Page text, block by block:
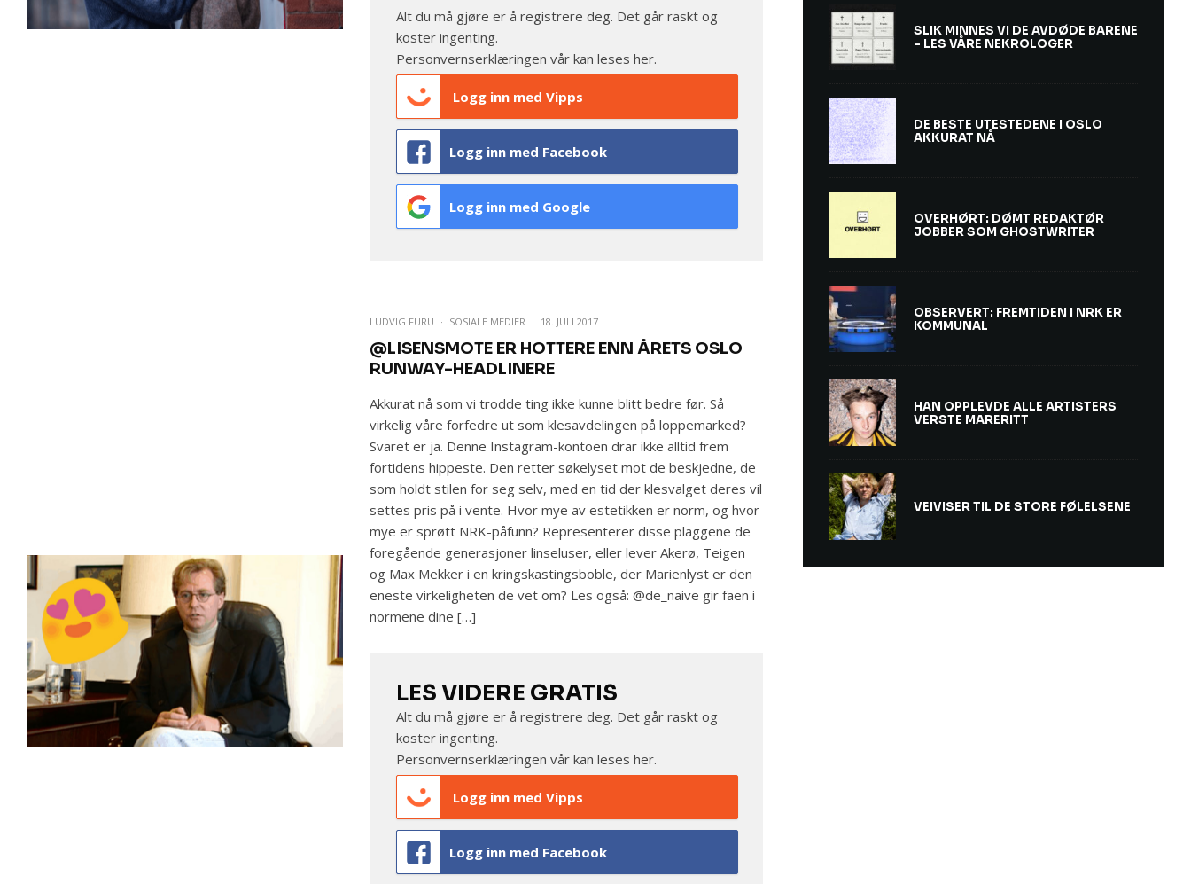
Alt du må gjøre er å registrere deg. Det går raskt og
koster ingenting.
Personvernserklæringen vår kan lesesher.
Logg inn med Vipps
Logg inn med Facebook
Logg inn med Google
LUDVIG FURU · SOSIALE MEDIER · 18. JULI 2017
@LISENSMOTE ER HOTTERE ENN ÅRETS OSLO
RUNWAY-HEADLINERE
Akkurat nå som vi trodde ting ikke kunne blitt bedre før. Så
virkelig våre forfedre ut som klesavdelingen på loppemarked?
Svaret er ja. Denne Instagram-kontoen drar ikke alltid frem
fortidens hippeste. Den retter søkelyset mot de beskjedne, de
som holdt stilen for seg selv, med en tid der klesvalget deres vil
settes pris på i vente. Hvor mye av estetikken er norm, og hvor
mye er sprøtt NRK-påfunn? Representerer disse plaggene de
foregående generasjoner linseluser, eller lever Akerø, Teigen
og Max Mekker i en kringskastingsboble, der Marienlyst er den
eneste virkeligheten de vet om? Les også: @de_naive gir faen i
normene dine […]
LES VIDERE GRATIS
Alt du må gjøre er å registrere deg. Det går raskt og
koster ingenting.
Personvernserklæringen vår kan lesesher.
Logg inn med Vipps
Logg inn med Facebook
SLIK MINNES VI DE AVDØDE BARENE
– LES VÅRE NEKROLOGER
DE BESTE UTESTEDENE I OSLO
AKKURAT NÅ
OVERHØRT: DØMT REDAKTØR
JOBBER SOM GHOSTWRITER
OBSERVERT: FREMTIDEN I NRK ER
KOMMUNAL
HAN OPPLEVDE ALLE ARTISTERS
VERSTE MARERITT
VEIVISER TIL DE STORE FØLELSENE